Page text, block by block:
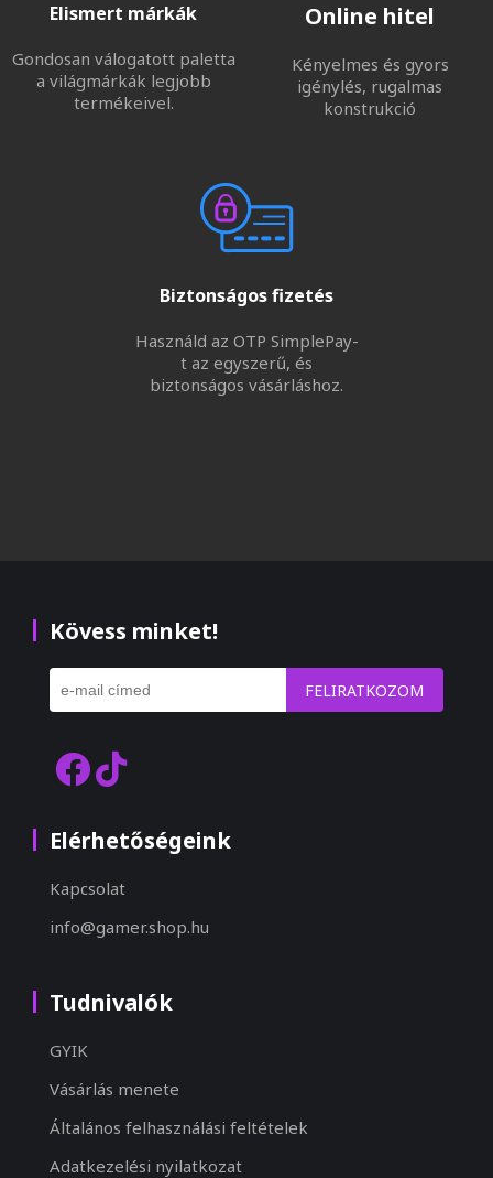
Elismert márkák
Gondosan válogatott paletta
a világmárkák legjobb
termékeivel.
Online hitel
Kényelmes és gyors
igénylés, rugalmas
konstrukció
Biztonságos fizetés
Használd az OTP SimplePay-
t az egyszerű, és
biztonságos vásárláshoz.
Kövess minket!
FELIRATKOZOM
Elérhetőségeink
Kapcsolat
info@gamer.shop.hu
Tudnivalók
GYIK
Vásárlás menete
Általános felhasználási feltételek
Adatkezelési nyilatkozat